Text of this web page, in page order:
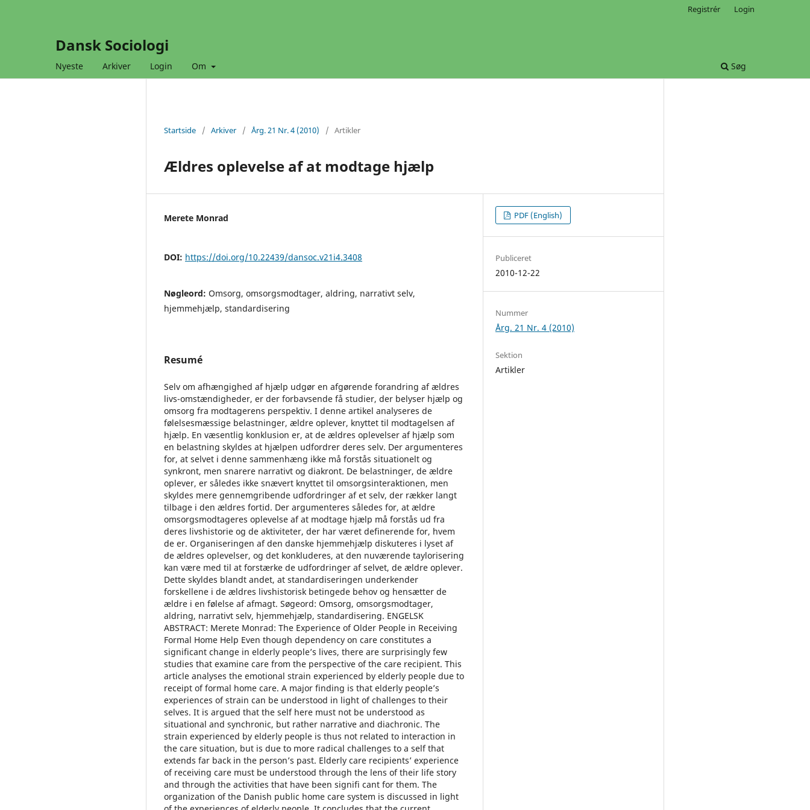
Dansk Sociologi
Nyeste Arkiver Login Om Søg
Registrér Login
Startside / Arkiver / Årg. 21 Nr. 4 (2010) / Artikler
Ældres oplevelse af at modtage hjælp
Merete Monrad
DOI: https://doi.org/10.22439/dansoc.v21i4.3408
Nøgleord: Omsorg, omsorgsmodtager, aldring, narrativt selv,
hjemmehjælp, standardisering
Resumé
Selv om afhængighed af hjælp udgør en afgørende forandring af ældres
livs-omstændigheder, er der forbavsende få studier, der belyser hjælp og
omsorg fra modtagerens perspektiv. I denne artikel analyseres de
følelsesmæssige belastninger, ældre oplever, knyttet til modtagelsen af
hjælp. En væsentlig konklusion er, at de ældres oplevelser af hjælp som
en belastning skyldes at hjælpen udfordrer deres selv. Der argumenteres
for, at selvet i denne sammenhæng ikke må forstås situationelt og
synkront, men snarere narrativt og diakront. De belastninger, de ældre
oplever, er således ikke snævert knyttet til omsorgsinteraktionen, men
skyldes mere gennemgribende udfordringer af et selv, der rækker langt
tilbage i den ældres fortid. Der argumenteres således for, at ældre
omsorgsmodtageres oplevelse af at modtage hjælp må forstås ud fra
deres livshistorie og de aktiviteter, der har været definerende for, hvem
de er. Organiseringen af den danske hjemmehjælp diskuteres i lyset af
de ældres oplevelser, og det konkluderes, at den nuværende taylorisering
kan være med til at forstærke de udfordringer af selvet, de ældre oplever.
Dette skyldes blandt andet, at standardiseringen underkender
forskellene i de ældres livshistorisk betingede behov og hensætter de
ældre i en følelse af afmagt. Søgeord: Omsorg, omsorgsmodtager,
aldring, narrativt selv, hjemmehjælp, standardisering. ENGELSK
ABSTRACT: Merete Monrad: The Experience of Older People in Receiving
Formal Home Help Even though dependency on care constitutes a
significant change in elderly people’s lives, there are surprisingly few
studies that examine care from the perspective of the care recipient. This
article analyses the emotional strain experienced by elderly people due to
receipt of formal home care. A major finding is that elderly people’s
experiences of strain can be understood in light of challenges to their
selves. It is argued that the self here must not be understood as
situational and synchronic, but rather narrative and diachronic. The
strain experienced by elderly people is thus not related to interaction in
the care situation, but is due to more radical challenges to a self that
extends far back in the person’s past. Elderly care recipients’ experience
of receiving care must be understood through the lens of their life story
and through the activities that have been signifi cant for them. The
organization of the Danish public home care system is discussed in light
PDF (English)
Publiceret
2010-12-22
Nummer
Årg. 21 Nr. 4 (2010)
Sektion
Artikler